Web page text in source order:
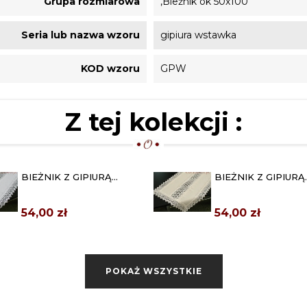
Seria lub nazwa wzoru gipiura wstawka
KOD wzoru GPW
Z tej kolekcji :
BIEŻNIK Z GIPIURĄ
54,00 zł
BIEŻNIK Z GIPIURĄ
54,00 zł
POKAŻ WSZYSTKIE